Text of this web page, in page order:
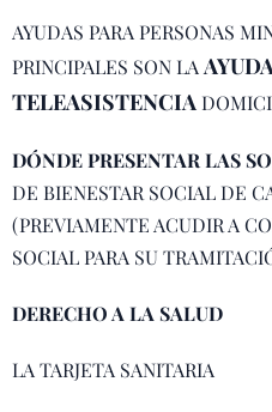
AYUDAS PARA PERSONAS
PRINCIPALES SON LA
TELEASISTENCIA
DÓNDE PRESENTAR LAS
DE BIENESTAR SOCIAL DE
(PREVIAMENTE ACUDIR A
SOCIAL PARA SU
DERECHO A LA SALUD
LA TARJETA SANITARIA